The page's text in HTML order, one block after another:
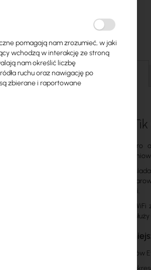
Home IoT
WiFi
początek
Chateau
Router
wirtualizacji.
Łączność
2.4GHz
5 portów
pomagają nam zrozumieć, w jaki
wchodzą w interakcję ze stroną
nam określić liczbę
ruchu oraz nawigację po
zbierane i raportowane